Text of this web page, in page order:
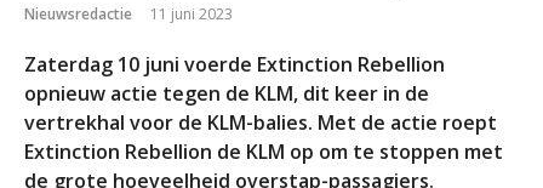
Nieuwsredactie 11 juni 2023
Zaterdag 10 juni voerde Extinction Rebellion
opnieuw actie tegen de KLM, dit keer in de
vertrekhal voor de KLM-balies. Met de actie roept
Extinction Rebellion de KLM op om te stoppen met
de grote hoeveelheid overstap-passagiers.